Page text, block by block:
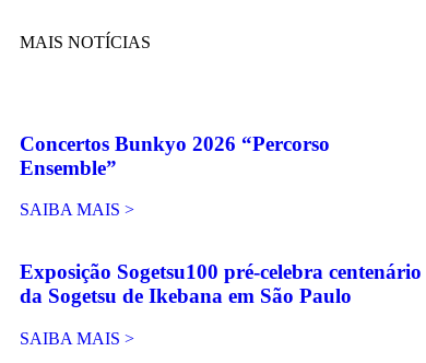
MAIS NOTÍCIAS
Concertos Bunkyo 2026 “Percorso
Ensemble”
SAIBA MAIS >
Exposição Sogetsu100 pré-celebra centenário
da Sogetsu de Ikebana em São Paulo
SAIBA MAIS >